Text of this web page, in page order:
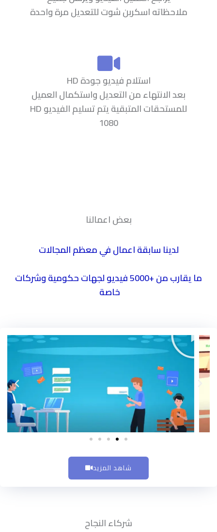
ملاحظاته اسكربن شوت للتعديل مرة واحدة
استلام فيديو جودة HD
بعد الانتهاء من التعديل واستكمال العميل
للمستحقات المتبقية يتم تسليم الفيديو HD
1080
بعض اعمالنا
لدينا سابقة اعمال في معظم المجالات
ما يقارب من +5000 فيديو لجهات حكومية وشركات
خاصة
l
a
y
شاهد المزيد
شركاء النجاح